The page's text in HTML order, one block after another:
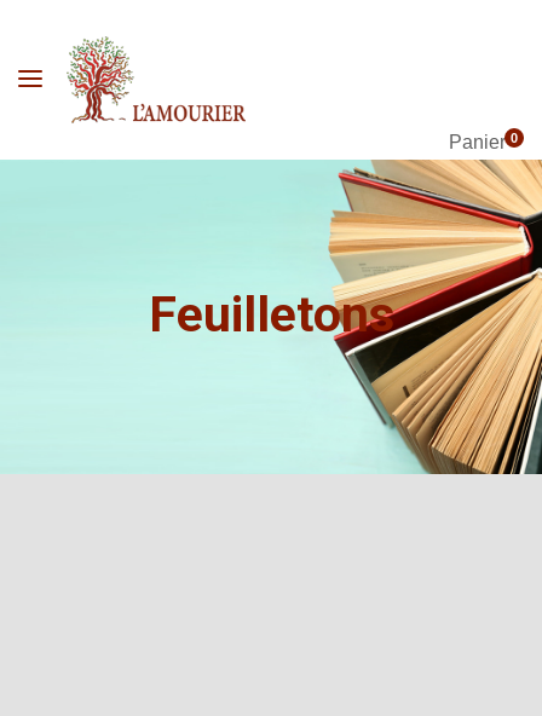
Panier0
Feuilletons